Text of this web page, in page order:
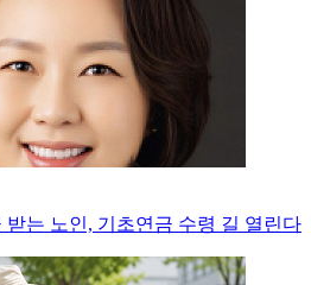
받는 노인, 기초연금 수령 길 열린다